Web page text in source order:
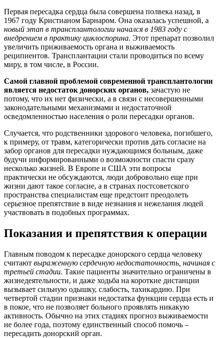
Первая пересадка сердца была совершена полвека назад, в
1967 году Кристианом Барнаром. Она оказалась успешной, а
новый этап в трансплантологии начался в 1983 году с
внедрением в практику циклоспорина. Этот препарат позволил
увеличить приживаемость органа и выживаемость
реципиентов. Трансплантации стали проводиться по всему
миру, в том числе, в России.
Самой главной проблемой современной трансплантологии
является недостаток донорских органов, зачастую не
потому, что их нет физически, а в связи с несовершенными
законодательными механизмами и недостаточной
осведомленностью населения о роли пересадки органов.
Случается, что родственники здорового человека, погибшего,
к примеру, от травм, категорически против дать согласие на
забор органов для пересадки нуждающимся больным, даже
будучи информированными о возможности спасти сразу
несколько жизней. В Европе и США эти вопросы
практически не обсуждаются, люди добровольно еще при
жизни дают такое согласие, а в странах постсоветского
пространства специалистам еще предстоит преодолеть
серьезное препятствие в виде незнания и нежелания людей
участвовать в подобных программах.
Показания и препятствия к операции
Главным поводом к пересадке донорского сердца человеку
считают выраженную сердечную недостаточность, начиная с
третьей стадии. Такие пациенты значительно ограничены в
жизнедеятельности, и даже ходьба на короткие дистанции
вызывает сильную одышку, слабость, тахикардию. При
четвертой стадии признаки недостатка функции сердца есть и
в покое, что не позволяет больного проявлять никакую
активность. Обычно на этих стадиях прогноз выживаемости
не более года, поэтому единственный способ помочь –
пересадить донорский орган.